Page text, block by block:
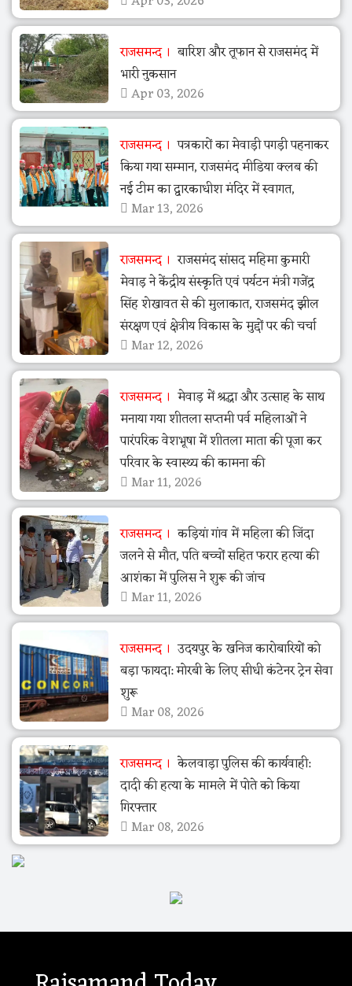
राजसमन्द
बारिश और तूफान से राजसमंद में
भारी नुकसान
Apr 03, 2026
राजसमन्द
पत्रकारों का मेवाड़ी पगड़ी पहनाकर
किया गया सम्मान, राजसमंद मीडिया क्लब की
नई टीम का द्वारकाधीश मंदिर में स्वागत,
Mar 13, 2026
राजसमन्द
राजसमंद सांसद महिमा कुमारी
मेवाड़ ने केंद्रीय संस्कृति एवं पर्यटन मंत्री गजेंद्र
सिंह शेखावत से की मुलाकात, राजसमंद झील
संरक्षण एवं क्षेत्रीय विकास के मुद्दों पर की चर्चा
Mar 12, 2026
राजसमन्द
मेवाड़ में श्रद्धा और उत्साह के साथ
मनाया गया शीतला सप्तमी पर्व महिलाओं ने
पारंपरिक वेशभूषा में शीतला माता की पूजा कर
परिवार के स्वास्थ्य की कामना की
Mar 11, 2026
राजसमन्द
कड़ियां गांव में महिला की जिंदा
जलने से मौत, पति बच्चों सहित फरार हत्या की
आशंका में पुलिस ने शुरू की जांच
Mar 11, 2026
राजसमन्द
उदयपुर के खनिज कारोबारियों को
बड़ा फायदा: मोरबी के लिए सीधी कंटेनर ट्रेन सेवा
शुरू
Mar 08, 2026
राजसमन्द
केलवाड़ा पुलिस की कार्यवाही:
दादी की हत्या के मामले में पोते को किया
गिरफ्तार
Mar 08, 2026